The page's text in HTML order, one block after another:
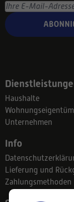
Haushalte
Unternehmen
Info
Lieferung und
Zahlungsmethoden